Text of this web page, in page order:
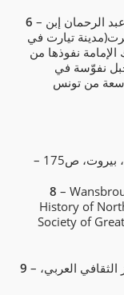
6 – أسَّس أحد هذه المذاهب إمامة إباضية بقيادة عبد الرحمان إبن
تيارت في
نفوذها من
جبل نفوّسة في
من تونس
8 –
History of
Society of
9 – عبد الله العروي، مجمل تاريخ المغرب، المركز الثقافي العربي،